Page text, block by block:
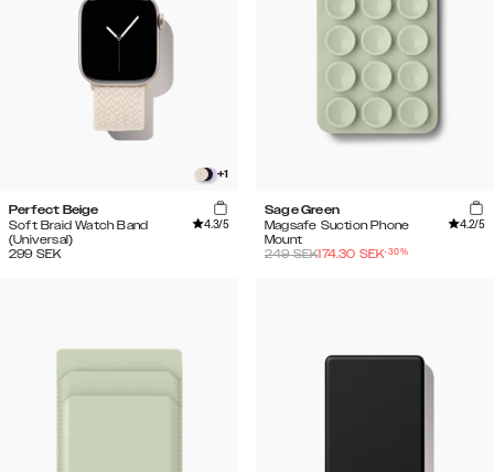
+1
Perfect Beige
Soft Braid Watch Band
(Universal)
4.3/5
299 SEK
Sage Green
Magsafe Suction Phone
Mount
4.2/5
249SEK174.30 SEK-30%